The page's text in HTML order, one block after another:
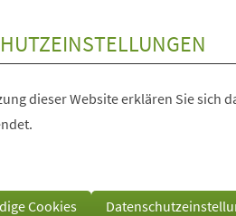
dieser Website erklären Sie sich
Cookies